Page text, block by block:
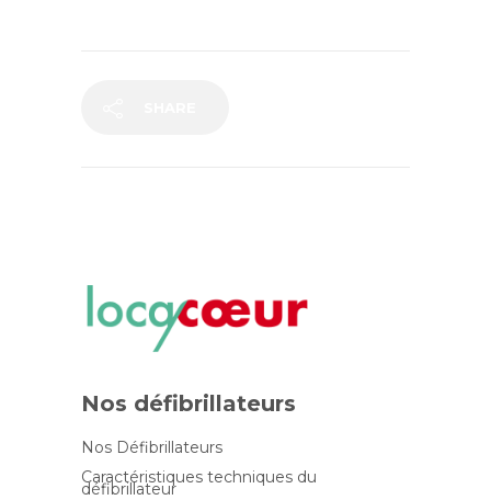
Nos défibrillateurs
Nos Défibrillateurs
Caractéristiques techniques du
défibrillateur